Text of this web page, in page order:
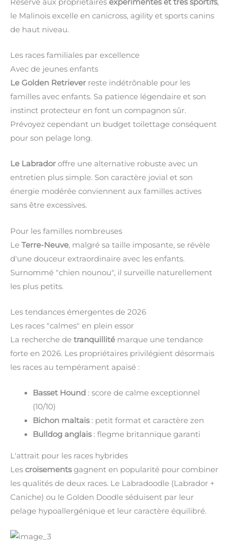
le Malinois excelle en canicross, agility et sports canins
de haut niveau.
Les races familiales par excellence
Avec de jeunes enfants
Le Golden Retriever reste indétrônable pour les
familles avec enfants. Sa patience légendaire et son
instinct protecteur en font un compagnon sûr.
Prévoyez cependant un budget toilettage conséquent
pour son pelage long.
Le Labrador offre une alternative robuste avec un
entretien plus simple. Son caractère jovial et son
énergie modérée conviennent aux familles actives
sans être excessives.
Pour les familles nombreuses
Le Terre-Neuve, malgré sa taille imposante, se révèle
d'une douceur extraordinaire avec les enfants.
Surnommé "chien nounou", il surveille naturellement
les plus petits.
Les tendances émergentes de 2026
Les races "calmes" en plein essor
La recherche de tranquillité marque une tendance
forte en 2026. Les propriétaires privilégient désormais
les races au tempérament apaisé :
Basset Hound : score de calme exceptionnel
(10/10)
Bichon maltais: petit format et caractère zen
Bulldog anglais: flegme britannique garanti
L'attrait pour les races hybrides
Les croisementsgagnent en popularité pour combiner
les qualités de deux races. Le Labradoodle (Labrador +
Caniche) ou le Golden Doodle séduisent par leur
pelage hypoallergénique et leur caractère équilibré.